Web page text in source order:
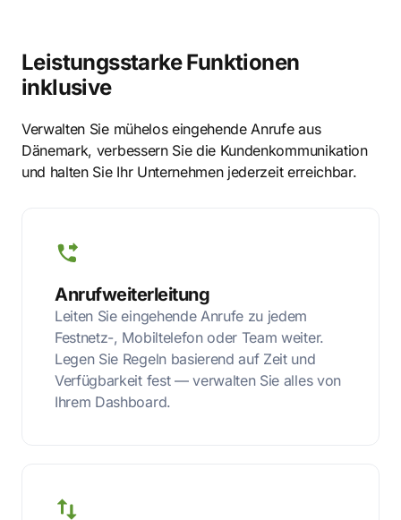
Leistungsstarke Funktionen
inklusive
Verwalten Sie mühelos eingehende Anrufe aus
Dänemark, verbessern Sie die Kundenkommunikation
und halten Sie Ihr Unternehmen jederzeit erreichbar.
Anrufweiterleitung
Leiten Sie eingehende Anrufe zu jedem
Festnetz-, Mobiltelefon oder Team weiter.
Legen Sie Regeln basierend auf Zeit und
Verfügbarkeit fest — verwalten Sie alles von
Ihrem Dashboard.